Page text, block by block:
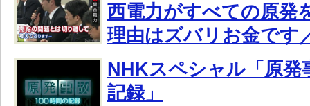
西電力がすべての原発
理由はズバリお金です
NHKスペシャル「原発
記録」